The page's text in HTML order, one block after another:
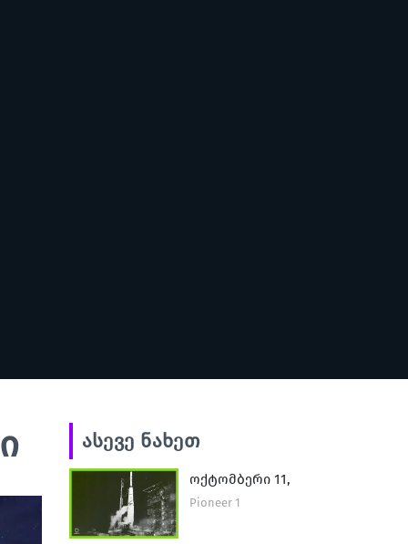
ასევე ნახეთ
ოქტომბერი 11,
2022
Pioneer 1